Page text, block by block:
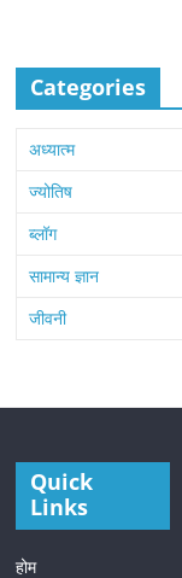
Categories
अध्यात्म
ज्योतिष
ब्लॉग
सामान्य ज्ञान
जीवनी
Quick
Links
होम